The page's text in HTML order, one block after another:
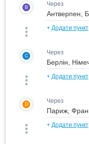
B Через
+ Додати пункт
C Через
+ Додати пункт
D Через
+ Додати пункт